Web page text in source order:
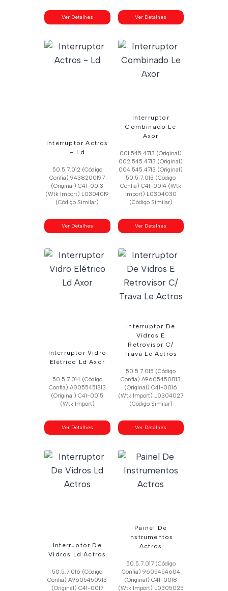
Ver Detalhes Ver Detalhes
Interruptor Actros
– Ld
50.5.7.012 (Código
Confia) 9438200197
(Original) C41-0013
(Wtk Import) L0304019
(Código Similar)
Ver Detalhes
Interruptor
Combinado Le
Axor
001.545.4713 (Original)
002.545.4713 (Original)
004.545.4713 (Original)
50.5.7.013 (Código
Confia) C41-0014 (Wtk
Import) L0304030
(Código Similar)
Ver Detalhes
Interruptor Vidro
Elétrico Ld Axor
50.5.7.014 (Código
Confia) A0055451313
(Original) C41-0015
(Wtk Import)
Ver Detalhes
Interruptor De
Vidros E
Retrovisor C/
Trava Le Actros
50.5.7.015 (Código
Confia) A9605450813
(Original) C41-0016
(Wtk Import) L0304027
(Código Similar)
Ver Detalhes
Interruptor De
Vidros Ld Actros
50.5.7.016 (Código
Confia) A9605450913
(Original) C41-0017
Painel De
Instrumentos
Actros
50.5.7.017 (Código
Confia) 9605454604
(Original) C41-0018
(Wtk Import) L0305025